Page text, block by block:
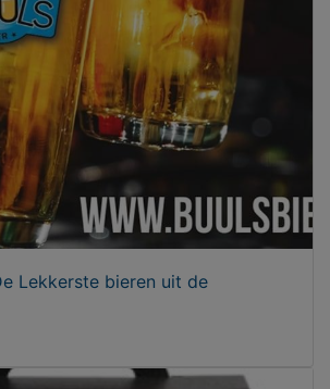
Lekkerste bieren uit de